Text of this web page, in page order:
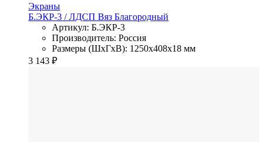
Экраны
Б.ЭКР-3 / ЛДСП Вяз Благородный
Артикул: Б.ЭКР-3
Производитель: Россия
Размеры (ШхГхВ): 1250x408x18 мм
3 143 ₽